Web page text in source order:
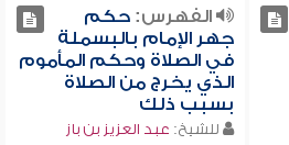
الفهرس:حكم
جهر الإمام بالبسملة
في الصلاة وحكم المأموم
الذي يخرج من الصلاة
بسبب ذلك
للشيخ: عبد العزيز بن باز